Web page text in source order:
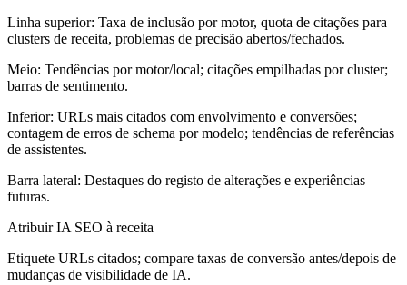
Linha superior: Taxa de inclusão por motor, quota de citações para
clusters de receita, problemas de precisão abertos/fechados.
Meio: Tendências por motor/local; citações empilhadas por cluster;
barras de sentimento.
Inferior: URLs mais citados com envolvimento e conversões;
contagem de erros de schema por modelo; tendências de referências
de assistentes.
Barra lateral: Destaques do registo de alterações e experiências
futuras.
Atribuir IA SEO à receita
Etiquete URLs citados; compare taxas de conversão antes/depois de
mudanças de visibilidade de IA.